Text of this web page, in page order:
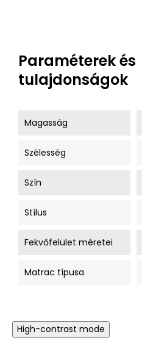
Paraméterek és
tulajdonságok
Magasság
Szélesség
Szín
Stílus
Fekvőfelület méretei
Matrac típusa
High-contrast mode